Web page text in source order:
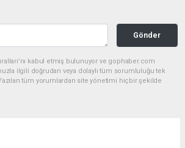
Gönder
kabul etmiş bulunuyor ve gophaber.com
ilgili doğrudan veya dolaylı tüm sorumluluğu tek
tüm yorumlardan site yönetimi hiçbir şekilde